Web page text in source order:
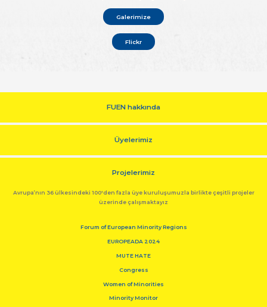
Galerimize
Flickr
FUEN hakkında
Üyelerimiz
Projelerimiz
Avrupa’nın 36 ülkesindeki 100'den fazla üye kuruluşumuzla birlikte çeşitli projeler
üzerinde çalışmaktayız
Forum of European Minority Regions
EUROPEADA 2024
MUTE HATE
Congress
Women of Minorities
Minority Monitor